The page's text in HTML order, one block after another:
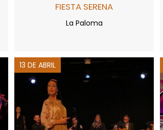
FIESTA SERENA
La Paloma
13 DE ABRIL